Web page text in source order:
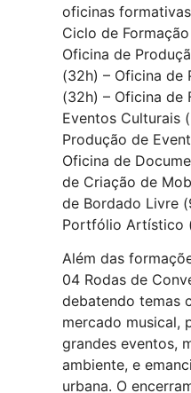
oficinas
Ciclo de
Oficina de
(32h) – Oficina de
(32h) – Oficina de
Eventos Culturais
Produção de
Oficina de
de Criação de
de Bordado Livre
Portfólio Artístico
Além das
04 Rodas de
debatendo temas
mercado musical,
grandes eventos,
ambiente, e
urbana. O